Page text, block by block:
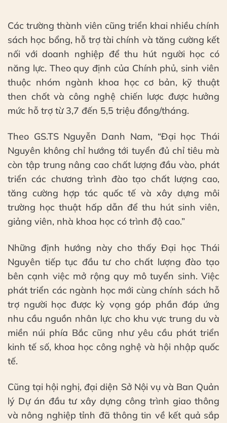
Các trường thành viên cũng triển khai nhiều chính
sách học bổng, hỗ trợ tài chính và tăng cường kết
nối với doanh nghiệp để thu hút người học có
năng lực. Theo quy định của Chính phủ, sinh viên
thuộc nhóm ngành khoa học cơ bản, kỹ thuật
then chốt và công nghệ chiến lược được hưởng
mức hỗ trợ từ 3,7 đến 5,5 triệu đồng/tháng.
Theo GS.TS Nguyễn Danh Nam, “Đại học Thái
Nguyên không chỉ hướng tới tuyển đủ chỉ tiêu mà
còn tập trung nâng cao chất lượng đầu vào, phát
triển các chương trình đào tạo chất lượng cao,
tăng cường hợp tác quốc tế và xây dựng môi
trường học thuật hấp dẫn để thu hút sinh viên,
giảng viên, nhà khoa học có trình độ cao.”
Những định hướng này cho thấy Đại học Thái
Nguyên tiếp tục đầu tư cho chất lượng đào tạo
bên cạnh việc mở rộng quy mô tuyển sinh. Việc
phát triển các ngành học mới cùng chính sách hỗ
trợ người học được kỳ vọng góp phần đáp ứng
nhu cầu nguồn nhân lực cho khu vực trung du và
miền núi phía Bắc cũng như yêu cầu phát triển
kinh tế số, khoa học công nghệ và hội nhập quốc
tế.
Cũng tại hội nghị, đại diện Sở Nội vụ và Ban Quản
lý Dự án đầu tư xây dựng công trình giao thông
và nông nghiệp tỉnh đã thông tin về kết quả sắp